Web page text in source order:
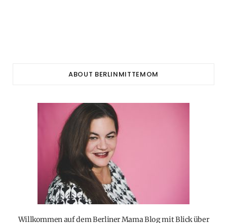
ABOUT BERLINMITTEMOM
Willkommen auf dem Berliner Mama Blog mit Blick über